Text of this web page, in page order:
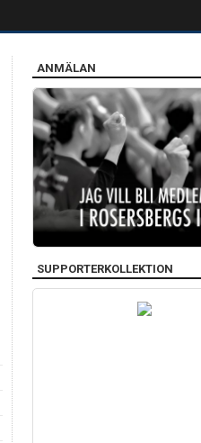
ANMÄLAN
SUPPORTERKOLLEKTION